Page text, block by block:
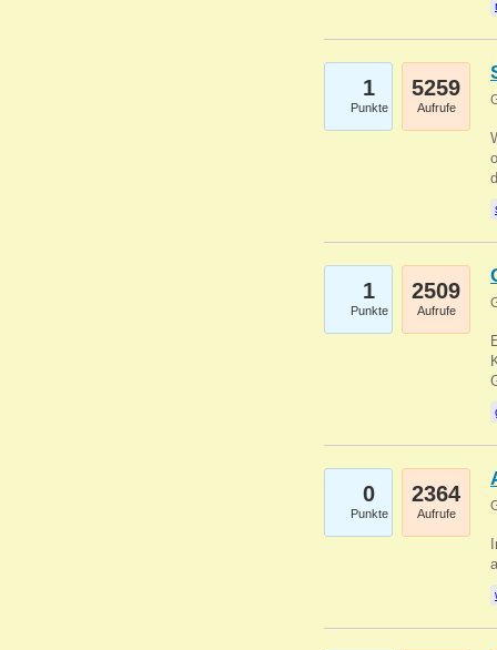
1
Punkte
5259
Aufrufe
1
Punkte
2509
Aufrufe
0
Punkte
2364
Aufrufe